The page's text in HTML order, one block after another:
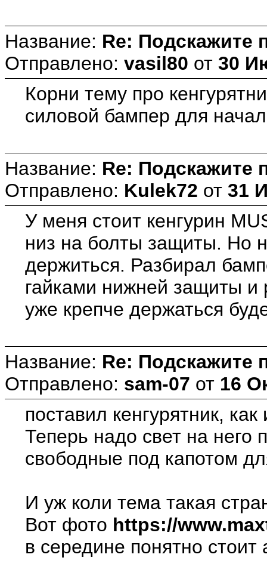
Название: Re: Подскажите
Отправлено: vasil80 от 30
Корни тему про
силовой бампер для
Название: Re: Подскажите
Отправлено: Kulek72 от 31
У меня стоит кенгурин
низ на болты защиты. Но
держиться. Разбирал
гайками нижней защиты
уже крепче держаться
Название: Re: Подскажите
Отправлено: sam-07 от 16
поставил кенгурятник,
Теперь надо свет на него
свободные под капотом
И уж коли тема такая
Вот фото https://
в середине понятно